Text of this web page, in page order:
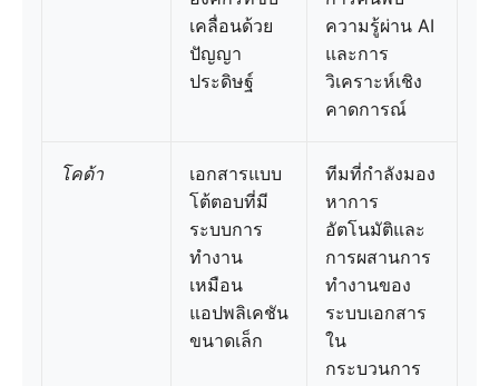
เคลื่อนด้วย
ปัญญา
ประดิษฐ์
ความรู้ผ่าน AI
และการ
วิเคราะห์เชิง
คาดการณ์
โคด้า
เอกสารแบบ
โต้ตอบที่มี
ระบบการ
ทำงาน
เหมือน
แอปพลิเคชัน
ขนาดเล็ก
ทีมที่กำลังมอง
หาการ
อัตโนมัติและ
การผสานการ
ทำงานของ
ระบบเอกสาร
ใน
กระบวนการ